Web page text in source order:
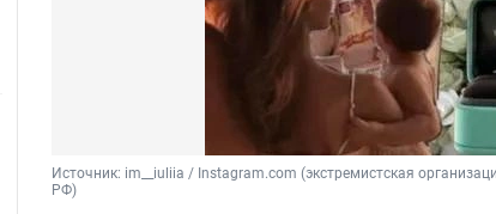
Источник: im__iuliia / Instagram.com (экстремистская
РФ)